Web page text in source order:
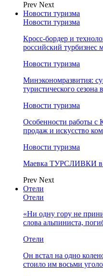
Prev Next
Новости туризма
Новости туризма
Кросс-бордер и
российский турбизнес
Новости туризма
Минэкономразвития:
туристического
Новости туризма
Особенности работы с
продаж и искусство
Новости туризма
Маевка ТУРСЛИВКИ в
Prev Next
Отели
Отели
«Ни одну гору не
слова альпиниста,
Отели
Он встал на одно
стоило им восьми